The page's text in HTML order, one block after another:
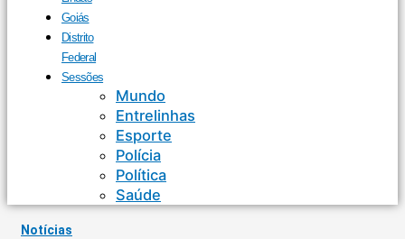
Goiás
Distrito
Federal
Sessões
Mundo
Entrelinhas
Esporte
Polícia
Política
Saúde
Notícias